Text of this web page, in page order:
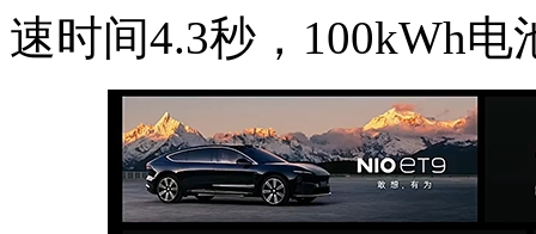
速时间4.3秒，100kWh电